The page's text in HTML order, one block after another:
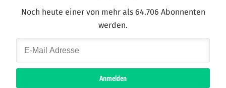
Noch heute einer von mehr als 64.706 Abonnenten
werden.
Anmelden